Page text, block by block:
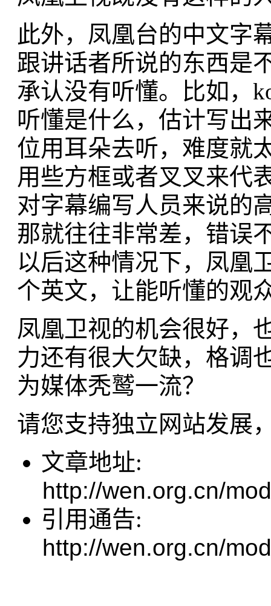
此外，凤凰台的中文字
跟讲话者所说的东西是
承认没有听懂。比如，
听懂是什么，估计写出
位用耳朵去听，难度就
用些方框或者叉叉来代
对字幕编写人员来说的
那就往往非常差，错误
以后这种情况下，凤凰
个英文，让能听懂的观
凤凰卫视的机会很好，
力还有很大欠缺，格调
为媒体秃鹫一流？
请您支持独立网站发展
文章地址:
http://wen.org.cn/
引用通告:
http://wen.org.cn/